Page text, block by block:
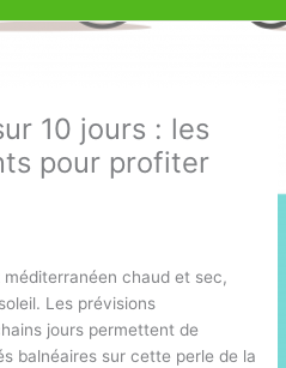
10 jours : les
pour profiter
méditerranéen chaud et sec,
Les prévisions
jours permettent de
balnéaires sur cette perle de la